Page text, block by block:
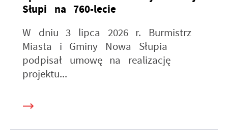
Słupi na 760-lecie
W dniu 3 lipca 2026 r. Burmistrz
Miasta i Gminy Nowa Słupia
podpisał umowę na realizację
projektu...